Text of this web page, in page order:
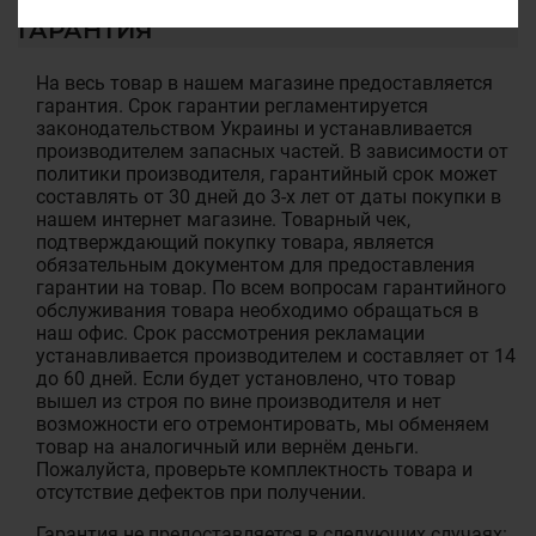
ГАРАНТИЯ
На весь товар в нашем магазине предоставляется
гарантия. Срок гарантии регламентируется
законодательством Украины и устанавливается
производителем запасных частей. В зависимости от
политики производителя, гарантийный срок может
составлять от 30 дней до 3-х лет от даты покупки в
нашем интернет магазине. Товарный чек,
подтверждающий покупку товара, является
обязательным документом для предоставления
гарантии на товар. По всем вопросам гарантийного
обслуживания товара необходимо обращаться в
наш офис. Срок рассмотрения рекламации
устанавливается производителем и составляет от 14
до 60 дней. Если будет установлено, что товар
вышел из строя по вине производителя и нет
возможности его отремонтировать, мы обменяем
товар на аналогичный или вернём деньги.
Пожалуйста, проверьте комплектность товара и
отсутствие дефектов при получении.